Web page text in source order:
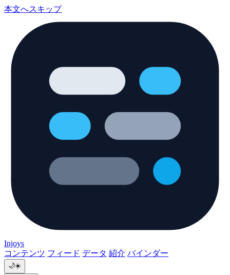
本文へスキップ
Injoys
コンテンツ フィード データ 紹介 バインダー
🌙☀️